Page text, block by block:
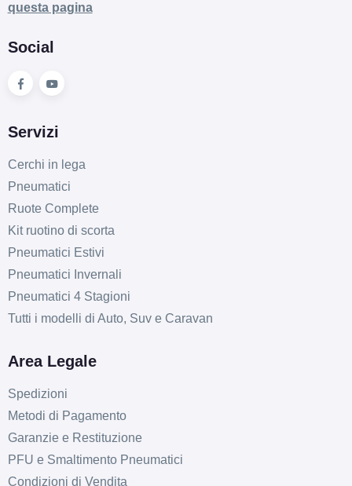
questa pagina
Social
Servizi
Cerchi in lega
Pneumatici
Ruote Complete
Kit ruotino di scorta
Pneumatici Estivi
Pneumatici Invernali
Pneumatici 4 Stagioni
Tutti i modelli di Auto, Suv e Caravan
Area Legale
Spedizioni
Metodi di Pagamento
Garanzie e Restituzione
PFU e Smaltimento Pneumatici
Condizioni di Vendita